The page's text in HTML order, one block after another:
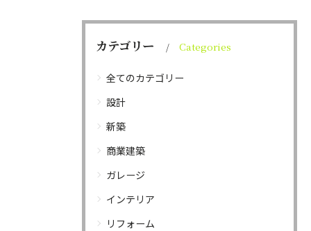
カテゴリー Categories
全てのカテゴリー
設計
新築
商業建築
ガレージ
インテリア
リフォーム